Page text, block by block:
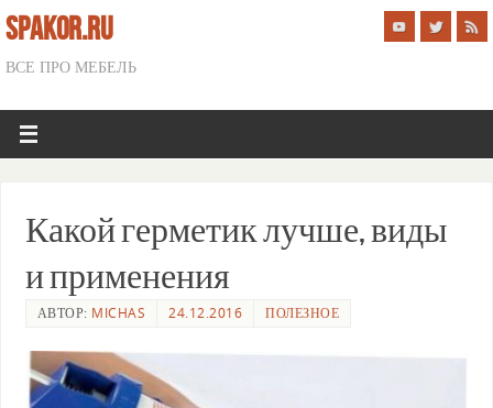
SPAKOR.RU
ВСЕ ПРО МЕБЕЛЬ
Какой герметик лучше, виды
и применения
АВТОР: MICHAS 24.12.2016 ПОЛЕЗНОЕ